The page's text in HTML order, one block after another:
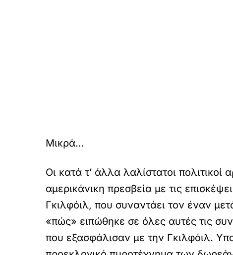
Μικρά…
Οι κατά τ’ άλλα λαλίστατοι
αμερικάνικη πρεσβεία με τις
Γκιλφόιλ, που συναντάει τον έναν
«πώς» ειπώθηκε σε όλες αυτές τις
που εξασφάλισαν με την Γκιλφόιλ.